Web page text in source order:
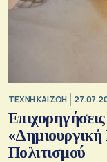
TΕΧΝΗ ΚΑΙ ΖΩΗ
Πολιτισμού